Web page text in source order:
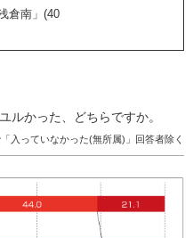
倉南」(40
ルかった、どちらですか。
入っていなかった(無所属)」回答者除く